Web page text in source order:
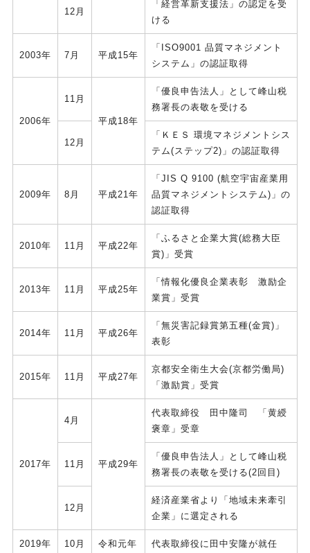
12月
「経営革新支援法」の認定を受
ける
2003年 7月 平成15年
「ISO9001 品質マネジメント
システム」の認証取得
2006年
11月
平成18年
「優良申告法人」として峰山税
務署長の表敬を受ける
12月
「ＫＥＳ 環境マネジメントシス
テム(ステップ2)」の認証取得
2009年 8月 平成21年
「JIS Q 9100 (航空宇宙産業用
品質マネジメントシステム)」の
認証取得
2010年 11月 平成22年
「ふるさと企業大賞(総務大臣
賞)」受賞
2013年 11月 平成25年
「情報化優良企業表彰 激励企
業賞」受賞
2014年 11月 平成26年
「無災害記録賞第五種(金賞)」
表彰
2015年 11月 平成27年
京都安全衛生大会(京都労働局)
「激励賞」受賞
2017年
4月
平成29年
代表取締役 田中隆司 「黄綬
褒章」受章
11月
「優良申告法人」として峰山税
務署長の表敬を受ける(2回目)
12月
経済産業省より「地域未来牽引
企業」に選定される
2019年 10月 令和元年 代表取締役に田中安隆が就任